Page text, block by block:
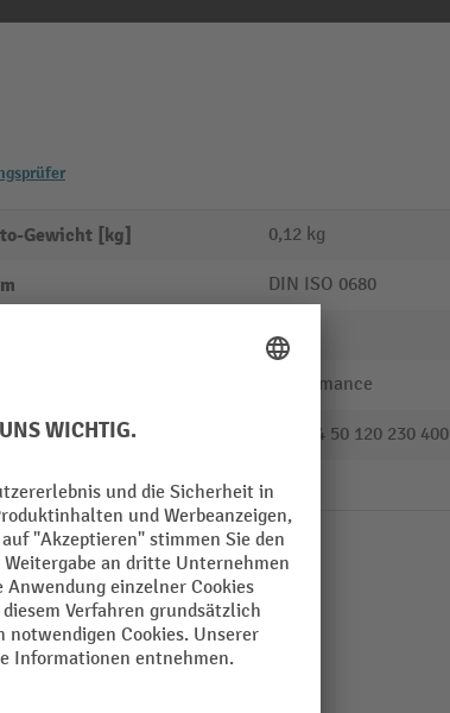
Gewicht [kg] 0,12 kg
DIN ISO 0680
65
Performance
[AC/DC] 6 12 24 50 120 230 400
zertifiziert Nein